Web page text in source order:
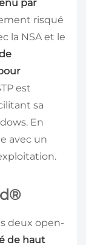
par
risqué
la NSA et le
est
sa
En
avec un
deux open-
de haut